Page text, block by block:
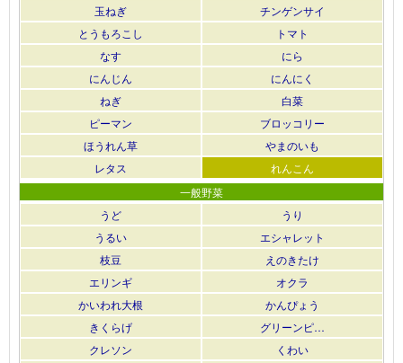
玉ねぎ
チンゲンサイ
とうもろこし
トマト
なす
にら
にんじん
にんにく
ねぎ
白菜
ピーマン
ブロッコリー
ほうれん草
やまのいも
レタス
れんこん
一般野菜
うど
うり
うるい
エシャレット
枝豆
えのきたけ
エリンギ
オクラ
かいわれ大根
かんぴょう
きくらげ
グリーンピ…
クレソン
くわい